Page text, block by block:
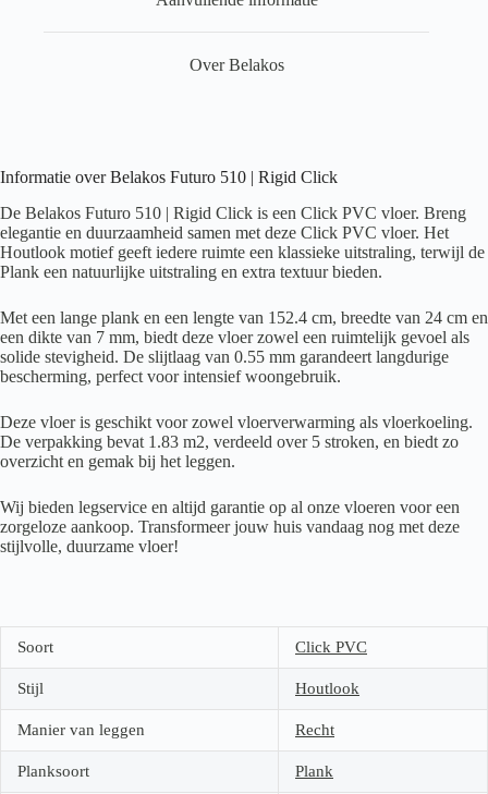
Over Belakos
Informatie over Belakos Futuro 510 | Rigid Click
De Belakos Futuro 510 | Rigid Click is een Click PVC vloer. Breng
elegantie en duurzaamheid samen met deze Click PVC vloer. Het
Houtlook motief geeft iedere ruimte een klassieke uitstraling, terwijl de
Plank een natuurlijke uitstraling en extra textuur bieden.
Met een lange plank en een lengte van 152.4 cm, breedte van 24 cm en
een dikte van 7 mm, biedt deze vloer zowel een ruimtelijk gevoel als
solide stevigheid. De slijtlaag van 0.55 mm garandeert langdurige
bescherming, perfect voor intensief woongebruik.
Deze vloer is geschikt voor zowel vloerverwarming als vloerkoeling.
De verpakking bevat 1.83 m2, verdeeld over 5 stroken, en biedt zo
overzicht en gemak bij het leggen.
Wij bieden legservice en altijd garantie op al onze vloeren voor een
zorgeloze aankoop. Transformeer jouw huis vandaag nog met deze
stijlvolle, duurzame vloer!
Soort Click PVC
Stijl Houtlook
Manier van leggen Recht
Planksoort Plank